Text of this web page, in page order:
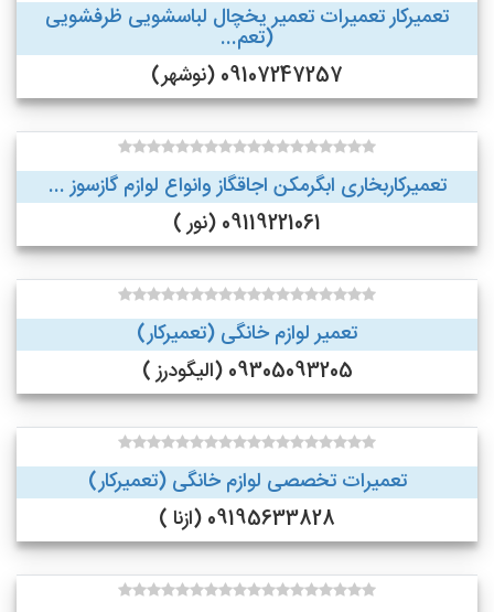
تعمیرکار تعمیرات تعمیر یخچال لباسشویی ظرفشویی
(تعم...
09107247257 (نوشهر)
تعمیرکاربخاری ابگرمکن اجاقگاز وانواع لوازم گازسوز ...
09119221061 (نور )
تعمیر لوازم خانگی (تعمیرکار)
09305093205 (الیگودرز )
تعمیرات تخصصی لوازم خانگی (تعمیرکار)
09195633828 (ازنا )